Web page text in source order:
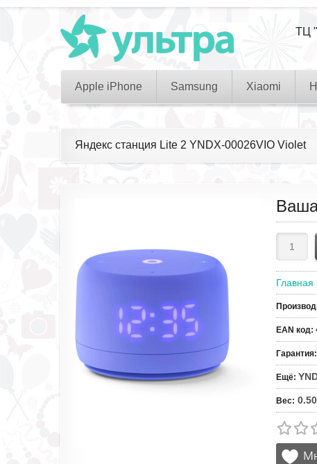
ТЦ
Apple iPhone Samsung Xiaomi
Яндекс станция Lite 2 YNDX-00026VIO Violet
Главная
EAN код:
Гарантия:
Ещё:
Вес: 0.50